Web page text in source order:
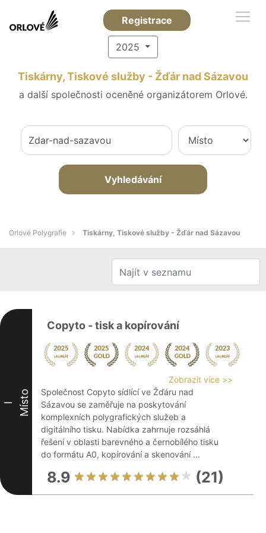
Registrace
2025
Tiskárny, Tiskové služby - Žďár nad Sázavou
a další společnosti oceněné organizátorem Orlové.
Vyhledávání
Orlové Polygrafie Tiskárny, Tiskové služby - Žďár nad Sázavou
I Místo
Copyto - tisk a kopírování
Zobrazit více >>
Společnost Copyto sídlící ve Žďáru nad
Sázavou se zaměřuje na poskytování
komplexních polygrafických služeb a
digitálního tisku. Nabídka zahrnuje rozsáhlá
řešení v oblasti barevného a černobílého tisku
do formátu A0, kopírování a skenování ...
8.9 (21)